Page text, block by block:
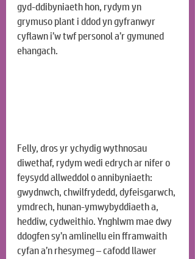
gyd-ddibyniaeth hon, rydym yn
grymuso plant i ddod yn gyfranwyr
cyflawn i’w twf personol a’r gymuned
ehangach.
Felly, dros yr ychydig wythnosau
diwethaf, rydym wedi edrych ar nifer o
feysydd allweddol o annibyniaeth:
gwydnwch, chwilfrydedd, dyfeisgarwch,
ymdrech, hunan-ymwybyddiaeth a,
heddiw, cydweithio. Ynghlwm mae dwy
ddogfen sy’n amlinellu ein fframwaith
cyfan a’n rhesymeg – cafodd llawer